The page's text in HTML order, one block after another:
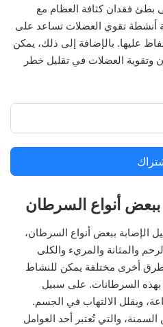
بطئ فقدان كثافة العظام مع
أنشطة تقوي العضلات تساعد على
عليها. بالإضافة إلى ذلك، يمكن
وتقوية العضلات في تقليل خطر
الإصابة ببعض أنواع السرطان،
والمثانة والمريء والكلى
أخرى مختلفة يمكن للنشاط
بهذه السرطانات. على سبيل
ويقلل الالتهاب في الجسم.
والتي تُعتبر أحد العوامل